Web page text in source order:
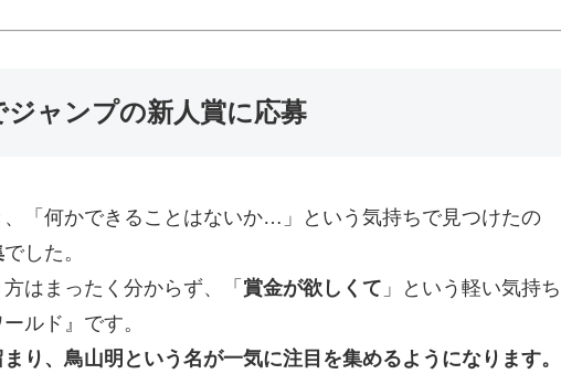
ャンプの新人賞に応募
「何かできることはないか…」という気持ちで見つけたの
でした。
はまったく分からず、「 賞金が欲しくて 」という軽い気持ち
ルド』です。
り、鳥山明という名が一気に注目を集めるようになります。